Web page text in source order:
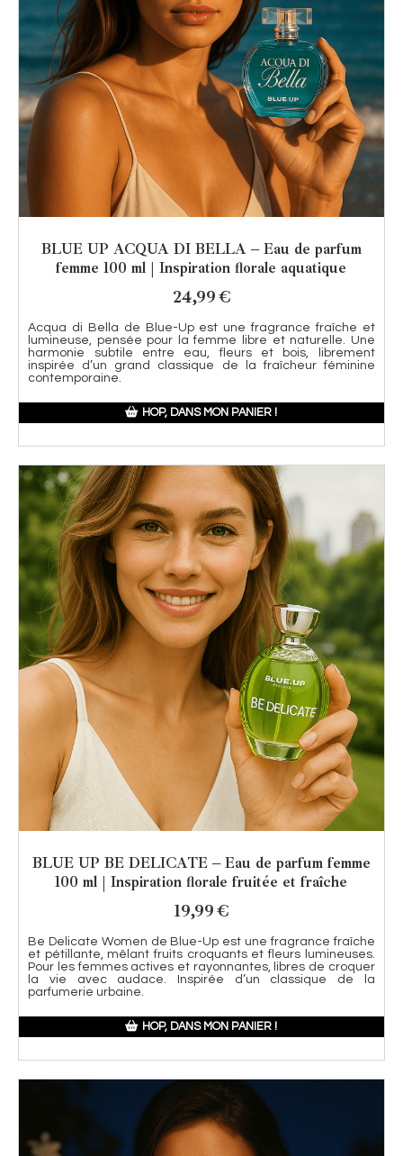
BLUE UP ACQUA DI BELLA – Eau de parfum
femme 100 ml | Inspiration florale aquatique
24,99€
Acqua di Bella de Blue-Up est une fragrance fraîche et
lumineuse, pensée pour la femme libre et naturelle. Une
harmonie subtile entre eau, fleurs et bois, librement
inspirée d’un grand classique de la fraîcheur féminine
contemporaine.
HOP, DANS MON PANIER !
BLUE UP BE DELICATE – Eau de parfum femme
100 ml | Inspiration florale fruitée et fraîche
19,99€
Be Delicate Women de Blue-Up est une fragrance fraîche
et pétillante, mêlant fruits croquants et fleurs lumineuses.
Pour les femmes actives et rayonnantes, libres de croquer
la vie avec audace. Inspirée d’un classique de la
parfumerie urbaine.
HOP, DANS MON PANIER !